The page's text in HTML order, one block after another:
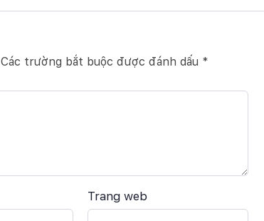
Các trường bắt buộc được đánh dấu *
Trang web